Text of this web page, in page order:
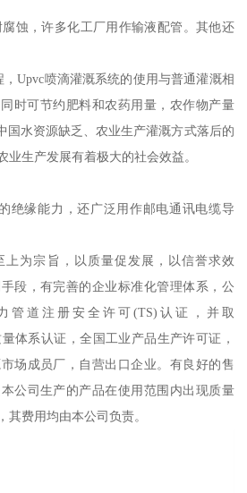
蚀，许多化工厂用作输液配管。其他还
喷滴灌溉系统的使用与普通灌溉相
时可节约肥料和农药用量，农作物产量
水资源缺乏、农业生产灌溉方式落后的
业生产发展有着极大的社会效益。
绝缘能力，还广泛用作邮电通讯电缆导
上为宗旨，以质量促发展，以信誉求效
段，有完善的企业标准化管理体系，公
管道注册安全许可(TS)认证，并取
体系认证，全国工业产品生产许可证，
场成员厂，自营出口企业。有良好的售
公司生产的产品在使用范围内出现质量
其费用均由本公司负责。